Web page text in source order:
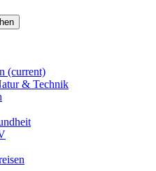
(current)
& Technik